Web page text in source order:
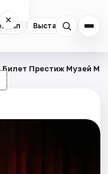
Выставки
×
☾
Билет Престиж Музей